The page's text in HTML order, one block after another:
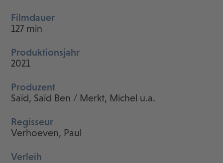
Filmdauer
127 min
Produktionsjahr
2021
Produzent
Saïd, Saïd Ben / Merkt, Michel u.a.
Regisseur
Verhoeven, Paul
Verleih